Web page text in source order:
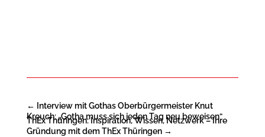
←
Interview mit Gothas Oberbürgermeister Knut
Kreuch: „Gotha muss sich jeden Tag neu beweisen“
ThEx Thüringen: Inspiration, Wissen, Netzwerk – Ihre
Gründung mit dem ThEx Thüringen→